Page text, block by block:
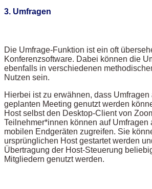
3. Umfragen
Die Umfrage-Funktion ist ein oft
Konferenzsoftware. Dabei können die
ebenfalls in verschiedenen
Nutzen sein.
Hierbei ist zu erwähnen, dass
geplanten Meeting genutzt werden
Host selbst den Desktop-Client von
Teilnehmer*innen können auf Umfragen
mobilen Endgeräten zugreifen. Sie
ursprünglichen Host gestartet werden
Übertragung der Host-Steuerung
Mitgliedern genutzt werden.